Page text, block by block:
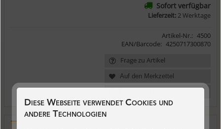
Sofort verfügbar
Lieferzeit: 2 Werktage
Artikel-Nr.: 4500
EAN/Barcode: 4250717300870
Frage zu Artikel
Diese Webseite verwendet Cookies und
andere Technologien